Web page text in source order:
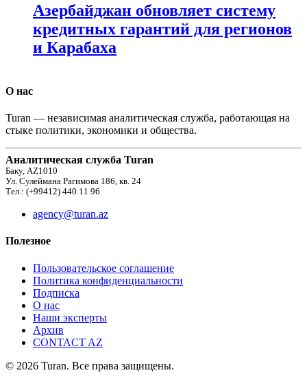
Азербайджан обновляет систему
кредитных гарантий для регионов
и Карабаха
О нас
Turan — независимая аналитическая служба, работающая на
стыке политики, экономики и общества.
Аналитическая служба Turan
Баку, AZ1010
Ул. Сулеймана Рагимова 186, кв. 24
Тел.: (+99412) 440 11 96
agency@turan.az
Полезное
Пользовательское соглашение
Политика конфиденциальности
Подписка
О нас
Наши эксперты
Архив
CONTACT AZ
© 2026 Turan. Все права защищены.